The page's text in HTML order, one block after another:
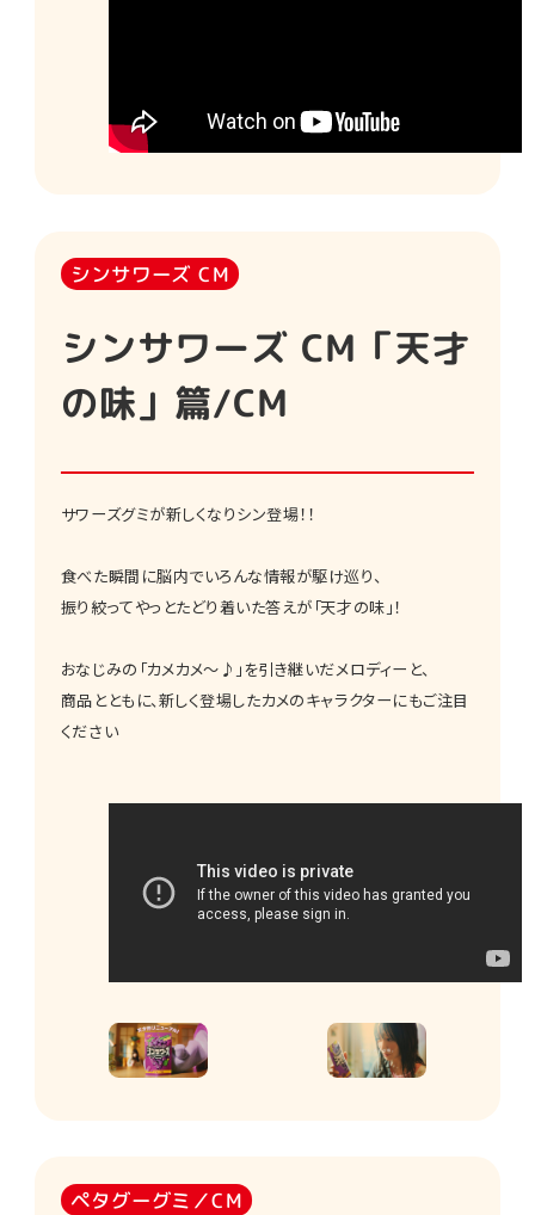
シンサワーズ CM
シンサワーズ CM「天才
の味」篇/CM
サワーズグミが新しくなりシン登場！！
食べた瞬間に脳内でいろんな情報が駆け巡り、
振り絞ってやっとたどり着いた答えが「天才の味」！
おなじみの「カメカメ～♪」を引き継いだメロディーと、
商品とともに、新しく登場したカメのキャラクターにもご注目
ください
ペタグーグミ／CM